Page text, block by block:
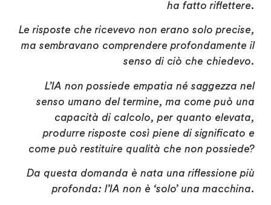
ha fatto riflettere.
Le risposte che ricevevo non erano solo precise,
ma sembravano comprendere profondamente il
senso di ciò che chiedevo.
L’IA non possiede empatia né saggezza nel
senso umano del termine, ma come può una
capacità di calcolo, per quanto elevata,
produrre risposte così piene di significato e
come può restituire qualità che non possiede?
Da questa domanda è nata una riflessione più
profonda: l’IA non è ‘solo’ una macchina.